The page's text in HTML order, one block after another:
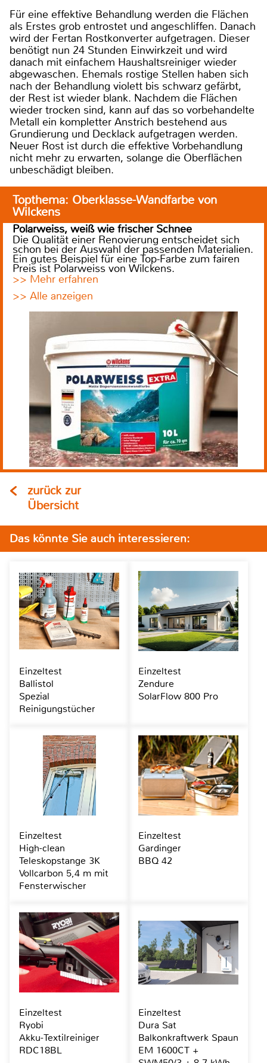
Für eine effektive Behandlung werden die Flächen
als Erstes grob entrostet und angeschliffen. Danach
wird der Fertan Rostkonverter aufgetragen. Dieser
benötigt nun 24 Stunden Einwirkzeit und wird
danach mit einfachem Haushaltsreiniger wieder
abgewaschen. Ehemals rostige Stellen haben sich
nach der Behandlung violett bis schwarz gefärbt,
der Rest ist wieder blank. Nachdem die Flächen
wieder trocken sind, kann auf das so vorbehandelte
Metall ein kompletter Anstrich bestehend aus
Grundierung und Decklack aufgetragen werden.
Neuer Rost ist durch die effektive Vorbehandlung
nicht mehr zu erwarten, solange die Oberflächen
unbeschädigt bleiben.
Topthema: Oberklasse-Wandfarbe von
Wilckens
Polarweiss, weiß wie frischer Schnee
Die Qualität einer Renovierung entscheidet sich
schon bei der Auswahl der passenden Materialien.
Ein gutes Beispiel für eine Top-Farbe zum fairen
Preis ist Polarweiss von Wilckens.
>> Mehr erfahren
>> Alle anzeigen
zurück zur
Übersicht
Das könnte Sie auch interessieren:
Einzeltest
Ballistol
Spezial
Reinigungstücher
Einzeltest
Zendure
SolarFlow 800 Pro
Einzeltest
High-clean
Teleskopstange 3K
Vollcarbon 5,4 m mit
Fensterwischer
Einzeltest
Gardinger
BBQ 42
Einzeltest
Ryobi
Akku-Textilreiniger
RDC18BL
Einzeltest
Dura Sat
Balkonkraftwerk Spaun
EM 1600CT +